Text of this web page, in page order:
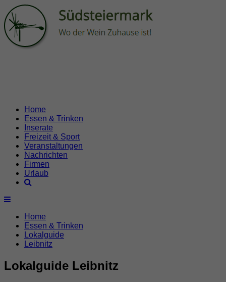
Home
Essen & Trinken
Inserate
Freizeit & Sport
Veranstaltungen
Nachrichten
Firmen
Urlaub
Home
Essen & Trinken
Lokalguide
Leibnitz
Lokalguide Leibnitz